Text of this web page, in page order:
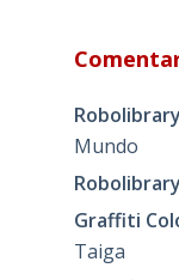
Robolibrary
Mundo
Robolibrary
Graffiti
Taiga